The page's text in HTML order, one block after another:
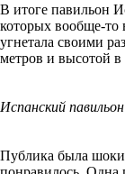
В итоге павильон
которых вообще-то
угнетала своими
метров и высотой в
Испанский
Публика была